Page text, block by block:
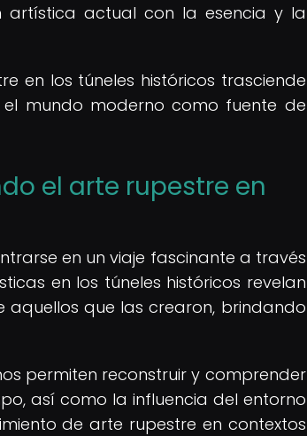
artística actual con la esencia y la
en los túneles históricos trasciende
mundo moderno como fuente de
el arte rupestre en
en un viaje fascinante a través
en los túneles históricos revelan
aquellos que las crearon, brindando
permiten reconstruir y comprender
así como la influencia del entorno
de arte rupestre en contextos